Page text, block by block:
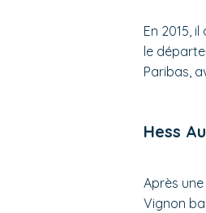
En 2015,
le
Paribas,
Hess
Après
Vignon